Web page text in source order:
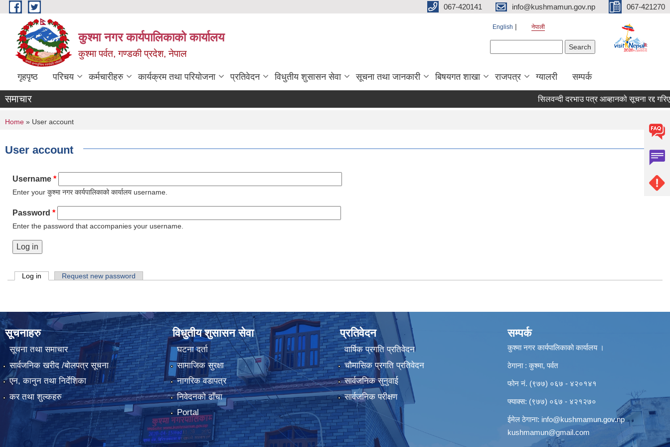
Skip to main content 067-420141 info@kushmamun.gov.np 067-421270
कुश्मा नगर कार्यपालिकाको कार्यालय
कुश्मा पर्वत, गण्डकी प्रदेश, नेपाल
English नेपाली
गृहपृष्ठ परिचय कर्मचारीहरु कार्यक्रम तथा परियोजना प्रतिवेदन विधुतीय शुसासन सेवा सूचना तथा जानकारी बिषयगत शाखा राजपत्र ग्यालरी सम्पर्क
समाचार सिलवन्दी दरभाउ पत्र आब्हानको सूचना रद्द गरिएको
You are here
Home » User account
User account
Username *
Enter your कुश्मा नगर कार्यपालिकाको कार्यालय username.
Password *
Enter the password that accompanies your username.
Primary tabs
Log in (active tab)Request new password
सूचनाहरु
सूचना तथा समाचार
सार्वजनिक खरीद /बोलपत्र सूचना
एन, कानुन तथा निर्देशिका
कर तथा शुल्कहरु
विधुतीय शुसासन सेवा
घटना दर्ता
सामाजिक सुरक्षा
नागरिक वडापत्र
निवेदनको ढाँचा
Portal
प्रतिवेदन
वार्षिक प्रगति प्रतिवेदन
चौमासिक प्रगति प्रतिवेदन
सार्वजनिक सुनुवाई
सार्वजनिक परीक्षण
सम्पर्क
कुश्मा नगर कार्यपालिकाको कार्यालय ।
ठेगाना : कुश्मा, पर्वत
फोन नं. (९७७) ०६७ - ४२०१४१
फ्याक्स: (९७७) ०६७ - ४२१२७०
ईमेल ठेगाना: info@kushmamun.gov.np
kushmamun@gmail.com